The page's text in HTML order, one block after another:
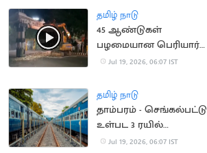
தமிழ் நாடு
45 ஆண்டுகள்
பழமையான பெரியார்
ஆர்ச் அகற்றம்
Jul 19, 2026, 06:07 IST
தமிழ் நாடு
தாம்பரம் - செங்கல்பட்டு
உள்பட 3 ரயில்
திட்டங்களுக்கு ஒப்புதல்
Jul 19, 2026, 06:07 IST